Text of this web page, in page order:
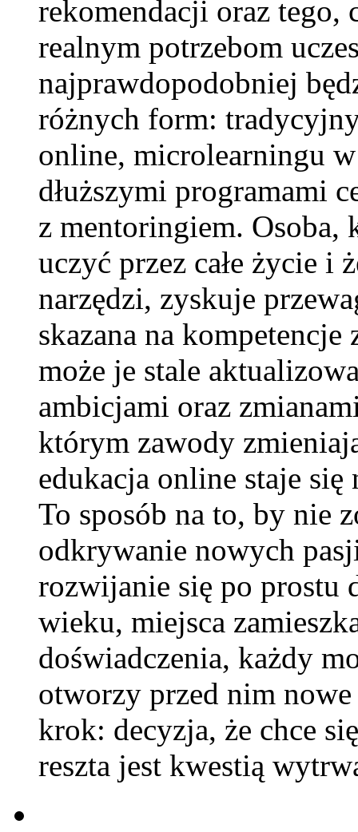
rekomendacji oraz tego,
realnym potrzebom
najprawdopodobniej
różnych form:
online, microlearningu
dłuższymi programami
z mentoringiem. Osoba,
uczyć przez całe życie i
narzędzi, zyskuje
skazana na
może je stale
ambicjami oraz
którym zawody
edukacja online staje
To sposób na to, by nie
odkrywanie nowych
rozwijanie się po prostu
wieku, miejsca
doświadczenia, każdy
otworzy przed nim
krok: decyzja, że chce
reszta jest kwestią